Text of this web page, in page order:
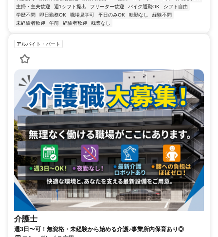
主婦・主夫歓迎
週1シフト提出 フリーター歓迎 バイク通勤OK
シフト自由
学歴不問
即日勤務OK 職場見学可 平日のみOK 転勤なし
経験不問
未経験者歓迎
午前 経験者歓迎 残業なし
アルバイト・パート
介護士
週3日〜可！無資格・未経験から始める介護♪事業所内保育あり◎